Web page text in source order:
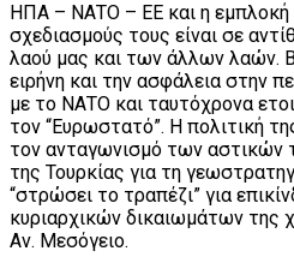
ΗΠΑ – ΝΑΤΟ – ΕΕ και η
σχεδιασμούς τους είναι σε
λαού μας και των άλλων λαών.
ειρήνη και την ασφάλεια στην
με το ΝΑΤΟ και ταυτόχρονα
τον “Ευρωστατό”. Η πολιτική
τον ανταγωνισμό των αστικών
της Τουρκίας για τη
“στρώσει το τραπέζι” για
κυριαρχικών δικαιωμάτων της
Αν. Μεσόγειο.